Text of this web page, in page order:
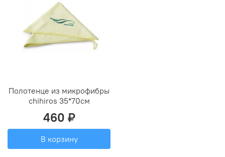
Полотенце из микрофибры
chihiros 35*70см
460 ₽
В корзину